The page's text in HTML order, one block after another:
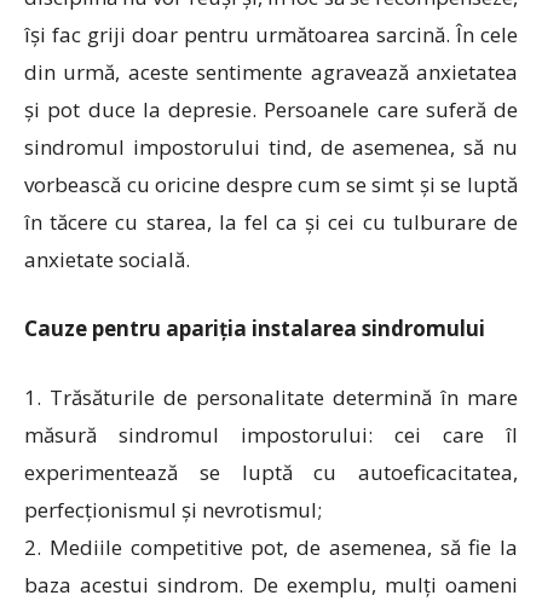
își fac griji doar pentru următoarea sarcină. În cele
din urmă, aceste sentimente agravează anxietatea
și pot duce la depresie. Persoanele care suferă de
sindromul impostorului tind, de asemenea, să nu
vorbească cu oricine despre cum se simt și se luptă
în tăcere cu starea, la fel ca și cei cu tulburare de
anxietate socială.
Cauze pentru apariția instalarea sindromului
1. Trăsăturile de personalitate determină în mare
măsură sindromul impostorului: cei care îl
experimentează se luptă cu autoeficacitatea,
perfecționismul și nevrotismul;
2. Mediile competitive pot, de asemenea, să fie la
baza acestui sindrom. De exemplu, mulți oameni